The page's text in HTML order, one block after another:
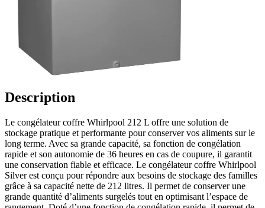
Description
Le congélateur coffre Whirlpool 212 L offre une solution de
stockage pratique et performante pour conserver vos aliments sur le
long terme. Avec sa grande capacité, sa fonction de congélation
rapide et son autonomie de 36 heures en cas de coupure, il garantit
une conservation fiable et efficace. Le congélateur coffre Whirlpool
Silver est conçu pour répondre aux besoins de stockage des familles
grâce à sa capacité nette de 212 litres. Il permet de conserver une
grande quantité d’aliments surgelés tout en optimisant l’espace de